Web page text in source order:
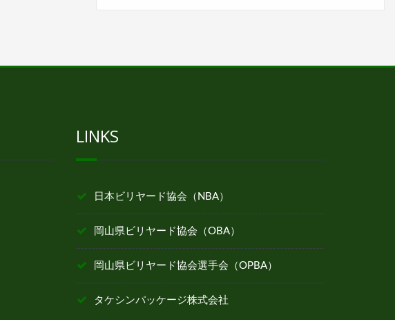
LINKS
日本ビリヤード協会（NBA）
岡山県ビリヤード協会（OBA）
岡山県ビリヤード協会選手会（OPBA）
タケシンパッケージ株式会社